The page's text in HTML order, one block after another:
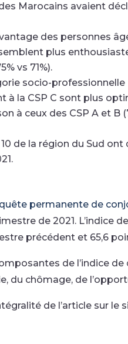
Marocains avaient
des personnes
plus
vs 71%).
socio-professionnelle
à la CSP C sont plus
à ceux des CSP A et B
de la région du Sud ont
permanente de
de 2021. L’indice
précédent et 65,6
de l’indice
du chômage, de
de l’article sur le